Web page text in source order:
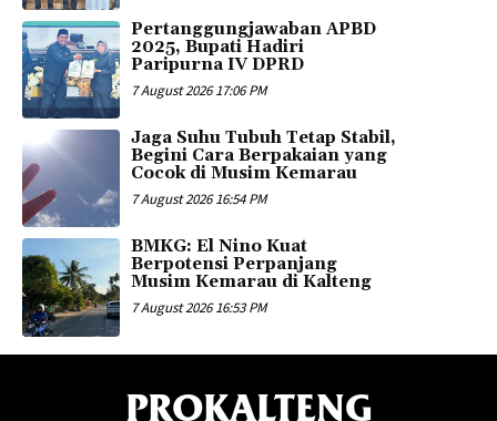
Pertanggungjawaban APBD
2025, Bupati Hadiri
Paripurna IV DPRD
7 August 2026 17:06 PM
Jaga Suhu Tubuh Tetap Stabil,
Begini Cara Berpakaian yang
Cocok di Musim Kemarau
7 August 2026 16:54 PM
BMKG: El Nino Kuat
Berpotensi Perpanjang
Musim Kemarau di Kalteng
7 August 2026 16:53 PM
PROKALTENG